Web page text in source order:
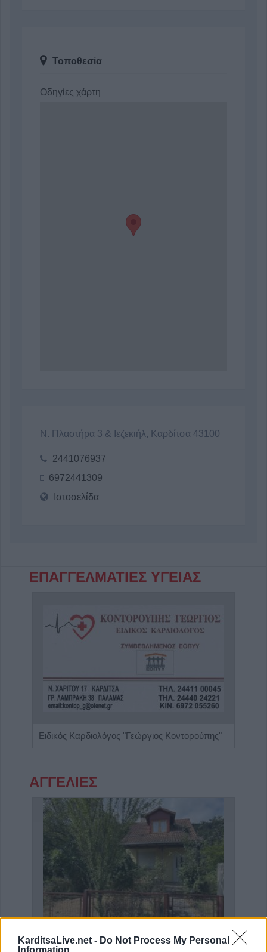
KarditsaLive.net - Do Not Process My Personal
Information
Τοποθεσία
Οδηγίες χάρτη
Ν. Πλαστήρα 3 & Ιεζεκιήλ, Καρδίτσα 43100
2441076937
6972441309
Ιστοσελίδα
ΕΠΑΓΓΕΛΜΑΤΙΕΣ ΥΓΕΙΑΣ
Ειδικός Καρδιολόγος "Γεώργιος Κοντορούπης"
ΑΓΓΕΛΙΕΣ
Πωλείται μονοκατοικία τριών επιπέδων στο καταπράσινο Πευκόφυτο Καρδίτσας